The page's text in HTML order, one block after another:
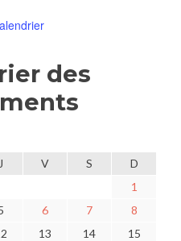
des
J V S
D
1
6 7
8
13 14
15